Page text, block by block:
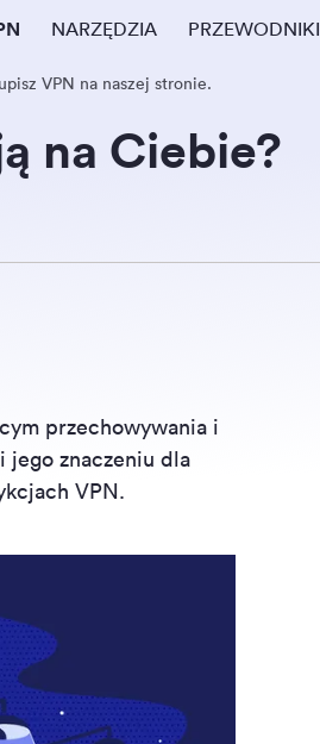
NARZĘDZIA PRZEWODNIKI
VPN na naszej stronie.
na Ciebie?
przechowywania i
jego znaczeniu dla
VPN.